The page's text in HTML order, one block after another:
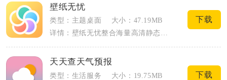
壁纸无忧
类型：主题桌面
大小：47.19MB
下载
天天查天气预报
类型：生活服务
大小：19.75MB
下载